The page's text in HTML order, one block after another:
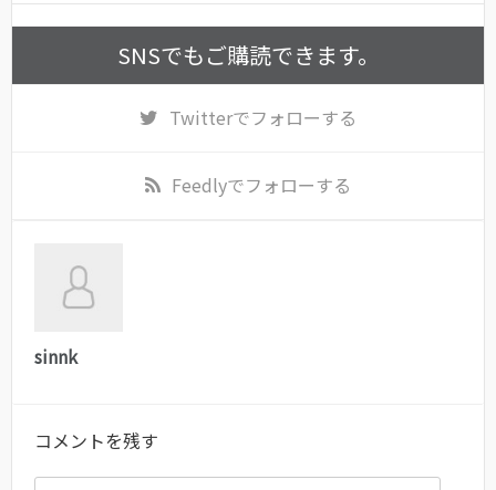
SNSでもご購読できます。
Twitterでフォローする
Feedlyでフォローする
sinnk
コメントを残す